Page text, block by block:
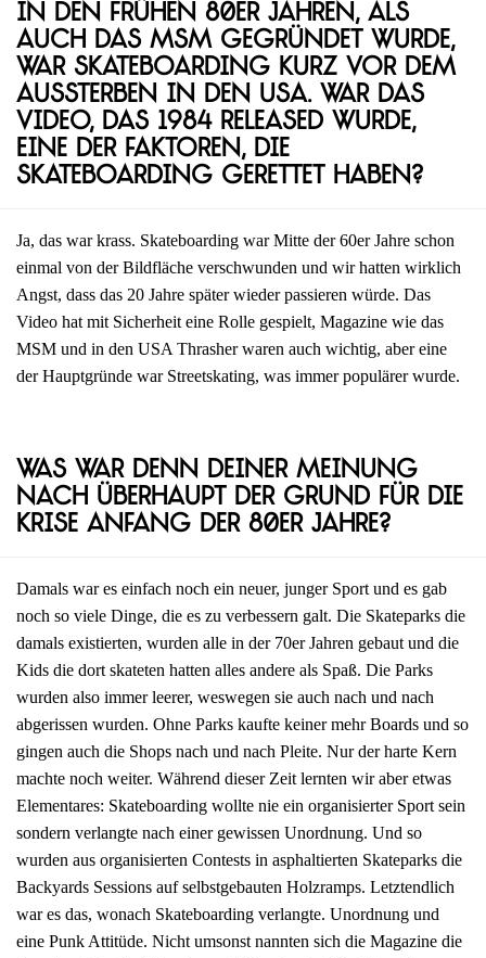
In den frühen 80er Jahren, als
auch das MSM gegründet wurde,
war Skateboarding kurz vor dem
Aussterben in den USA. War das
Video, das 1984 released wurde,
eine der Faktoren, die
Skateboarding gerettet haben?
Ja, das war krass. Skateboarding war Mitte der 60er Jahre schon
einmal von der Bildfläche verschwunden und wir hatten wirklich
Angst, dass das 20 Jahre später wieder passieren würde. Das
Video hat mit Sicherheit eine Rolle gespielt, Magazine wie das
MSM und in den USA Thrasher waren auch wichtig, aber eine
der Hauptgründe war Streetskating, was immer populärer wurde.
Was war denn deiner Meinung
nach überhaupt der Grund für die
Krise Anfang der 80er Jahre?
Damals war es einfach noch ein neuer, junger Sport und es gab
noch so viele Dinge, die es zu verbessern galt. Die Skateparks die
damals existierten, wurden alle in der 70er Jahren gebaut und die
Kids die dort skateten hatten alles andere als Spaß. Die Parks
wurden also immer leerer, weswegen sie auch nach und nach
abgerissen wurden. Ohne Parks kaufte keiner mehr Boards und so
gingen auch die Shops nach und nach Pleite. Nur der harte Kern
machte noch weiter. Während dieser Zeit lernten wir aber etwas
Elementares: Skateboarding wollte nie ein organisierter Sport sein
sondern verlangte nach einer gewissen Unordnung. Und so
wurden aus organisierten Contests in asphaltierten Skateparks die
Backyards Sessions auf selbstgebauten Holzramps. Letztendlich
war es das, wonach Skateboarding verlangte. Unordnung und
eine Punk Attitüde. Nicht umsonst nannten sich die Magazine die